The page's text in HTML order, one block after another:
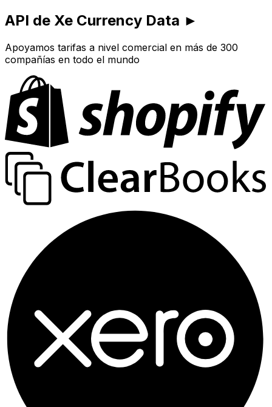
API de Xe Currency Data ►
Apoyamos tarifas a nivel comercial en más de 300
compañías en todo el mundo